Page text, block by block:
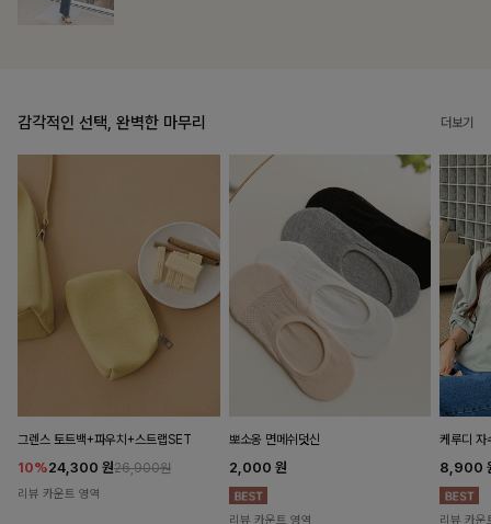
감각적인 선택, 완벽한 마무리 더보기
그렌스 토트백+파우치+스트랩SET
10%24,300 원26,900원
리뷰 카운트 영역
뽀소옹 면메쉬덧신
2,000 원
리뷰 카운트 영역
케루디 자
8,900
리뷰 카운